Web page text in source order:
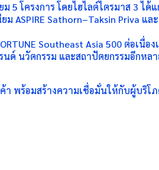
โครงการ โดยไฮไลต์ไตรมาส 3 ได้แ
ASPIRE Sathorn–Taksin Priva แล
Southeast Asia 500 ต่อเนื่อ
ด์ นวัตกรรม และสถาปัตยกรรมอีกห
พร้อมสร้างความเชื่อมั่นให้กับผู้บริ